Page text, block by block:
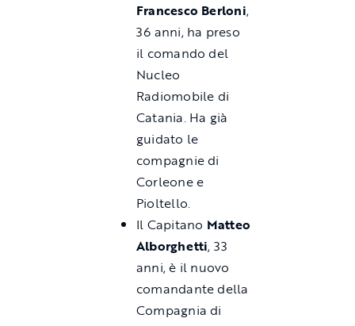
Francesco Berloni,
36 anni, ha preso
il comando del
Nucleo
Radiomobile di
Catania. Ha già
guidato le
compagnie di
Corleone e
Pioltello.
Il Capitano Matteo
Alborghetti, 33
anni, è il nuovo
comandante della
Compagnia di